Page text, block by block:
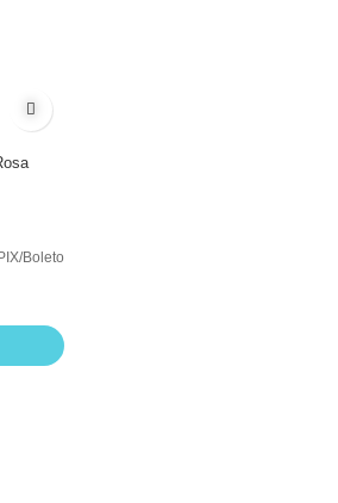
Adicionar à lista de desejos
Coroa - Rosa
Boleto